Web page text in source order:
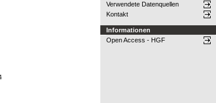
Verwendete Datenquellen
Kontakt
Informationen
Open Access - HGF